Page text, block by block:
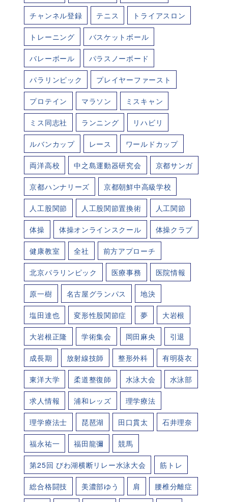
チャンネル登録 テニス トライアスロン
トレーニング バスケットボール
バレーボール パラスノーボード
パラリンピック プレイヤーファースト
プロテイン マラソン ミスキャン
ミス同志社 ランニング リハビリ
ルバンカップ レース ワールドカップ
両洋高校 中之島運動器研究会 京都サンガ
京都ハンナリーズ 京都朝鮮中高級学校
人工股関節 人工股関節置換術 人工関節
体操 体操オンラインスクール 体操クラブ
健康教室 全社 前方アプローチ
北京パラリンピック 医療事務 医院情報
原一樹 名古屋グランパス 地決
塩田達也 変形性股関節症 夢 大岩根
大岩根正隆 学術集会 岡田麻央 引退
成長期 放射線技師 整形外科 有明葵衣
東洋大学 柔道整復師 水泳大会 水泳部
求人情報 浦和レッズ 理学療法
理学療法士 琵琶湖 田口貫太 石井理奈
福永祐一 福田龍彌 競馬
第25回 びわ湖横断リレー水泳大会 筋トレ
総合格闘技 美濃部ゆう 肩 腰椎分離症